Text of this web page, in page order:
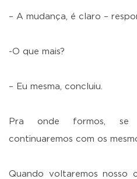
– A mudança, é claro –
-O que mais?
– Eu mesma, concluiu.
Pra onde formos, se
continuaremos com os
Quando voltaremos nosso